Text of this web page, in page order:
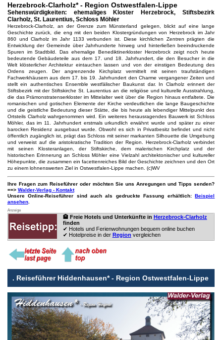
Herzebrock-Clarholz* - Region Ostwestfalen-Lippe
Sehenswürdigkeiten: ehemaliges Kloster Herzebrock, Stiftsbezirk
Clarholz, St. Laurentius, Schloss Möhler
Herzebrock-Clarholz, an der Grenze zum Münsterland gelegen, blickt auf eine lange
Geschichte zurück, die eng mit den beiden Klostergründungen von Herzebrock im Jahr
860 und Clarholz im Jahr 1133 verbunden ist. Diese kirchlichen Zentren prägten die
Entwicklung der Gemeinde über Jahrhunderte hinweg und hinterließen beeindruckende
Spuren im Stadtbild. Das ehemalige Benediktinerkloster Herzebrock zeigt noch heute
bedeutende Gebäudeteile aus dem 17. und 18. Jahrhundert, die den Besucher in die
Welt klösterlicher Architektur eintauchen lassen und von der einstigen Bedeutung des
Ordens zeugen. Der angrenzende Kirchplatz vermittelt mit seinen traufständigen
Fachwerkhäusern aus dem 17. bis 19. Jahrhundert den Charme vergangener Zeiten und
stellt ein authentisches Ensemble westfälischer Baukunst dar. In Clarholz erinnert der
Stiftsbezirk mit der Stiftskirche St. Laurentius an die religiöse und kulturelle Ausstrahlung,
die das Prämonstratenserkloster im Mittelalter weit über die Region hinaus entfaltete. Die
romanischen und gotischen Elemente der Kirche verdeutlichen die lange Baugeschichte
und die geistliche Bedeutung dieser Stätte, die bis heute als lebendiger Mittelpunkt des
Ortsteils Clarholz wahrgenommen wird. Ein weiteres herausragendes Bauwerk ist Schloss
Möhler, das im 11. Jahrhundert erstmals urkundlich erwähnt wurde und später zu einer
barocken Residenz ausgebaut wurde. Obwohl es sich in Privatbesitz befindet und nicht
öffentlich zugänglich ist, prägt das Schloss mit seiner markanten Silhouette die Umgebung
und verweist auf die aristokratische Tradition der Region. Herzebrock-Clarholz verbindet
mit seinen Klosteranlagen, der Stiftskirche, dem malerischen Kirchplatz und der
historischen Erinnerung an Schloss Möhler eine Vielzahl architektonischer und kultureller
Höhepunkte, die zusammen ein facettenreiches Bild der Geschichte zeichnen und den Ort
zu einem lohnenswerten Ziel in Ostwestfalen-Lippe machen. (c)WV
Ihre Fragen zum Reiseführer oder möchten Sie uns Anregungen und Tipps senden?
==> Walder-Verlag - Kontakt
Unsere Online-Reiseführer sind auch als gedruckte Fassung erhältlich:Beispiel
ansehen.
Anzeige
🏨 Freie Hotels und Unterkünfte in Herzebrock-Clarholz
finden
✔ Hotels und Ferienwohnungen bequem online buchen
✔ Hotelpreise in der Region vergleichen
. Reiseführer Hiddenhausen* - Region Ostwestfalen-Lippe